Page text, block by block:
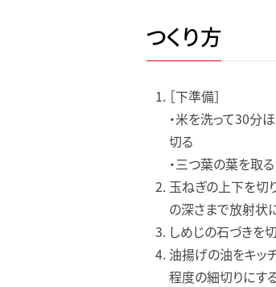
つくり方
［下準備］
・米を洗って30分
切る
・三つ葉の葉を取る
玉ねぎの上下を切
の深さまで放射状
しめじの石づきを
油揚げの油をキッ
程度の細切りにす